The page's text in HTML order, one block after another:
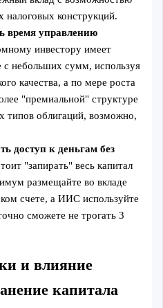
налоговых конструкций.
время управлению
инвестору имеет
небольших сумм, используя
качества, а по мере роста
"премиальной" структуре
типов облигаций, возможно,
доступ к деньгам без
"запирать" весь капитал
размещайте во вкладе
счете, а ИИС используйте
сможете не трогать 3
и влияние
капитала